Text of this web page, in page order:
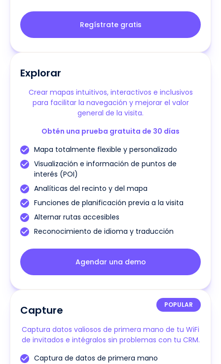
Regístrate gratis
Explorar
Crear mapas intuitivos, interactivos e inclusivos
para facilitar la navegación y mejorar el valor
general de la visita.
Obtén una prueba gratuita de 30 días
Mapa totalmente flexible y personalizado
Visualización e información de puntos de
interés (POI)
Analíticas del recinto y del mapa
Funciones de planificación previa a la visita
Alternar rutas accesibles
Reconocimiento de idioma y traducción
Agendar una demo
Capture POPULAR
Captura datos valiosos de primera mano de tu WiFi
de invitados e intégralos sin problemas con tu CRM.
Captura de datos de primera mano